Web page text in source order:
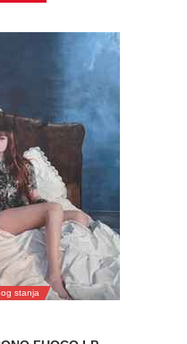
stanja